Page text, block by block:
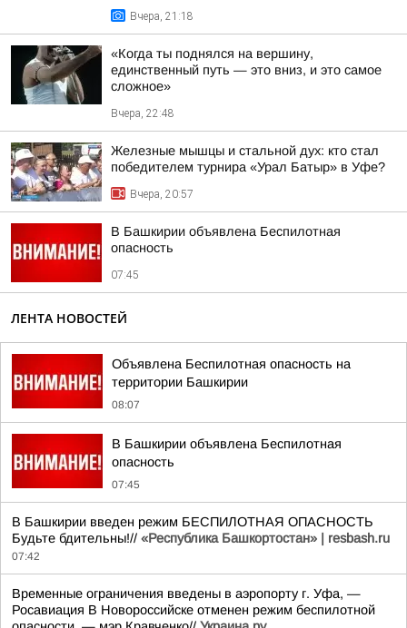
Вчера, 21:18
«Когда ты поднялся на вершину,
единственный путь — это вниз, и это самое
сложное»
Вчера, 22:48
Железные мышцы и стальной дух: кто стал
победителем турнира «Урал Батыр» в Уфе?
Вчера, 20:57
В Башкирии объявлена Беспилотная
опасность
07:45
ЛЕНТА НОВОСТЕЙ
Объявлена Беспилотная опасность на
территории Башкирии
08:07
В Башкирии объявлена Беспилотная
опасность
07:45
В Башкирии введен режим БЕСПИЛОТНАЯ ОПАСНОСТЬ
Будьте бдительны!// «Республика Башкортостан» | resbash.ru
07:42
Временные ограничения введены в аэропорту г. Уфа, —
Росавиация В Новороссийске отменен режим беспилотной